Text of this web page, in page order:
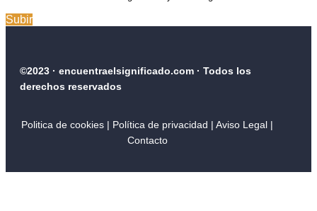
Subir
©2023 · encuentraelsignificado.com · Todos los
derechos reservados
Politica de cookies | Política de privacidad | Aviso Legal |
Contacto